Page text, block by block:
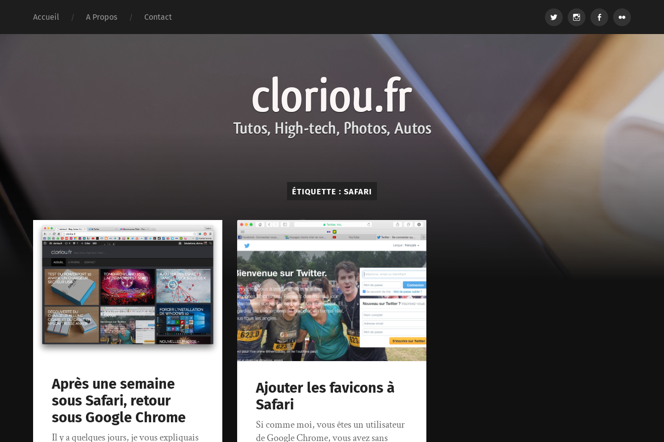
Accueil A Propos Contact Twitter InstagramFacebook
ÉTIQUETTE : SAFARI
Après une semaine
sous Safari, retour
sous Google Chrome
Il y a quelques jours, je vous expliquais
Ajouter les favicons à
Safari
Si comme moi, vous êtes un utilisateur
de Google Chrome, vous avez sans